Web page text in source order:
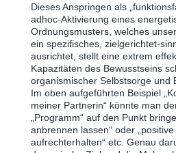
Dieses Anspringen als
adhoc-Aktivierung eines
Ordnungsmusters, welches
ein spezifisches, zielgerichtet-
ausrichtet, stellt eine extrem
Kapazitäten des Bewusstseins
organismischer Selbstsorge und
Im oben aufgeführten Beispiel
meiner Partnerin“ könnte man
„Programm“ auf den Punkt
anbrennen lassen“ oder
aufrechterhalten“ etc. Genau